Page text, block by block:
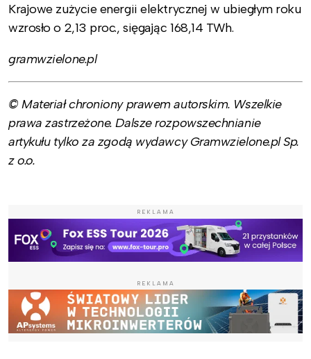
Krajowe zużycie energii elektrycznej w ubiegłym roku
wzrosło o 2,13 proc., sięgając 168,14 TWh.
gramwzielone.pl
© Materiał chroniony prawem autorskim. Wszelkie
prawa zastrzeżone. Dalsze rozpowszechnianie
artykułu tylko za zgodą wydawcy Gramwzielone.pl Sp.
z o.o.
REKLAMA
REKLAMA